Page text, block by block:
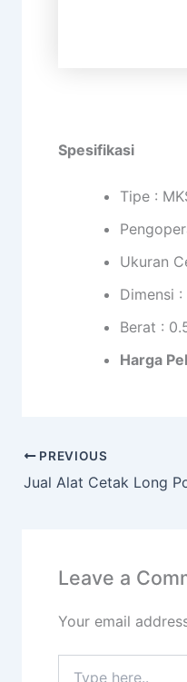
Spesifikasi
Tipe :
Ukuran
Dimensi
Berat :
Harga
PREVIOUS
Leave a
Your email